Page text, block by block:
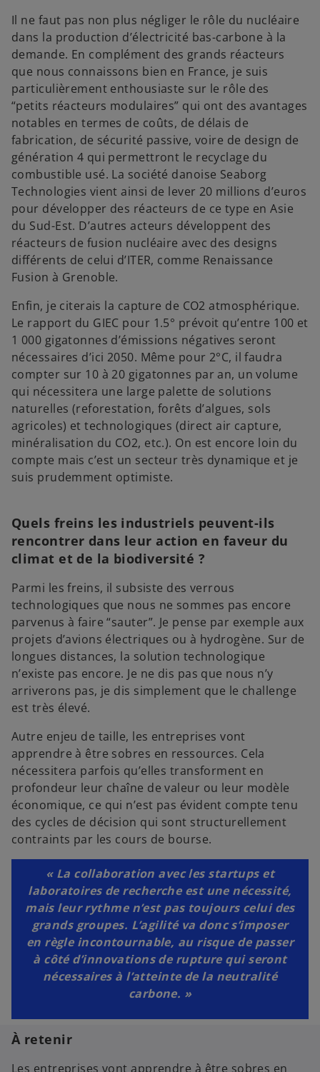
Il ne faut pas non plus négliger le rôle du nucléaire
dans la production d’électricité bas-carbone à la
demande. En complément des grands réacteurs
que nous connaissons bien en France, je suis
particulièrement enthousiaste sur le rôle des
“petits réacteurs modulaires” qui ont des avantages
notables en termes de coûts, de délais de
fabrication, de sécurité passive, voire de design de
génération 4 qui permettront le recyclage du
combustible usé. La société danoise Seaborg
Technologies vient ainsi de lever 20 millions d’euros
pour développer des réacteurs de ce type en Asie
du Sud-Est. D’autres acteurs développent des
réacteurs de fusion nucléaire avec des designs
différents de celui d’ITER, comme Renaissance
Fusion à Grenoble.
Enfin, je citerais la capture de CO2 atmosphérique.
Le rapport du GIEC pour 1.5° prévoit qu’entre 100 et
1 000 gigatonnes d’émissions négatives seront
nécessaires d’ici 2050. Même pour 2°C, il faudra
compter sur 10 à 20 gigatonnes par an, un volume
qui nécessitera une large palette de solutions
naturelles (reforestation, forêts d’algues, sols
agricoles) et technologiques (direct air capture,
minéralisation du CO2, etc.). On est encore loin du
compte mais c’est un secteur très dynamique et je
suis prudemment optimiste.
Quels freins les industriels peuvent-ils
rencontrer dans leur action en faveur du
climat et de la biodiversité ?
Parmi les freins, il subsiste des verrous
technologiques que nous ne sommes pas encore
parvenus à faire “sauter”. Je pense par exemple aux
projets d’avions électriques ou à hydrogène. Sur de
longues distances, la solution technologique
n’existe pas encore. Je ne dis pas que nous n’y
arriverons pas, je dis simplement que le challenge
est très élevé.
Autre enjeu de taille, les entreprises vont
apprendre à être sobres en ressources. Cela
nécessitera parfois qu’elles transforment en
profondeur leur chaîne de valeur ou leur modèle
économique, ce qui n’est pas évident compte tenu
des cycles de décision qui sont structurellement
contraints par les cours de bourse.
« La collaboration avec les startups et
laboratoires de recherche est une nécessité,
mais leur rythme n’est pas toujours celui des
grands groupes. L’agilité va donc s’imposer
en règle incontournable, au risque de passer
à côté d’innovations de rupture qui seront
nécessaires à l’atteinte de la neutralité
carbone. »
À retenir
Les entreprises vont apprendre à être sobres en